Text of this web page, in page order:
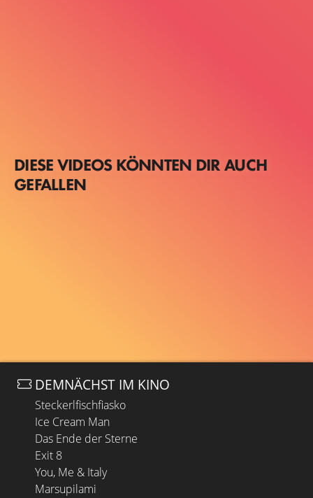
DIESE VIDEOS KÖNNTEN DIR AUCH
GEFALLEN
DEMNÄCHST IM KINO
Steckerlfischfiasko
Ice Cream Man
Das Ende der Sterne
Exit 8
You, Me & Italy
Marsupilami